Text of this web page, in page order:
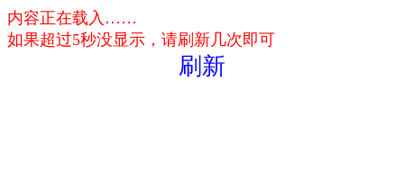
内容正在载入……
如果超过5秒没显示，请刷新几次即可
刷新